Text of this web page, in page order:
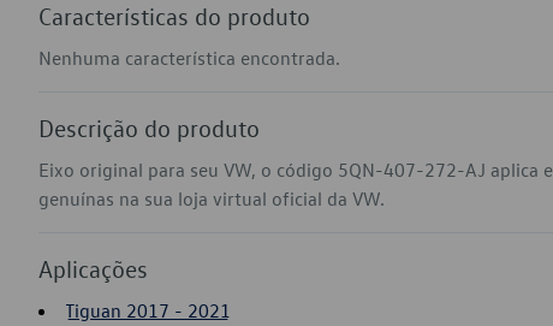
Características do produto
Nenhuma característica encontrada.
Descrição do produto
Eixo original para seu VW, o código 5QN-407-272-AJ aplica
genuínas na sua loja virtual oficial da VW.
Aplicações
Tiguan 2017 - 2021